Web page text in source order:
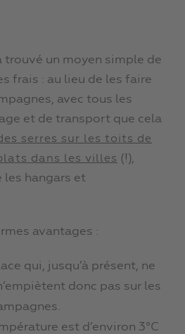
trouvé un moyen simple de
frais : au lieu de les faire
avec tous les
et de transport que cela
serres sur les toits de
dans les villes (!),
les hangars et
avantages :
qui, jusqu’à présent, ne
donc pas sur les
est d’environ 3°C